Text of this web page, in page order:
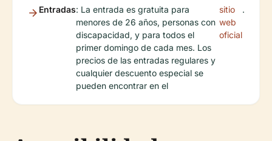
Entradas: La entrada es gratuita para
menores de 26 años, personas con
discapacidad, y para todos el
primer domingo de cada mes. Los
precios de las entradas regulares y
cualquier descuento especial se
pueden encontrar en el
sitio
web
oficial
.